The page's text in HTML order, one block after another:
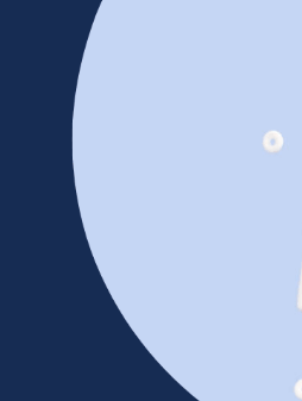
krok po kroku
w temat programów